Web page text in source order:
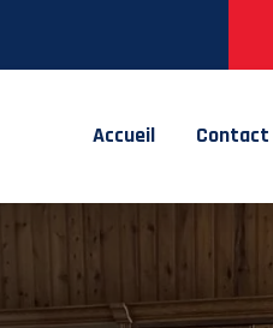
Accueil Contact